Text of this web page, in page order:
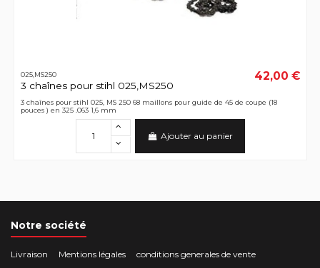
025,MS250
3 chaînes pour stihl 025,MS250
42,00 €
3 chaînes pour stihl 025, MS 250 68 maillons pour guide de 45 de coupe (18
pouces ) en 325 .063 1,6 mm
Ajouter au panier
Notre société
Livraison Mentions légales conditions generales de vente